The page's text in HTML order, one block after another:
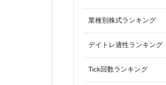
業種別株式ランキング
デイトレ適性ランキング
Tick回数ランキング